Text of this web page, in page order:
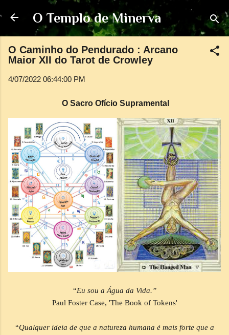
Pular para o conteúdo principal
O Templo de Minerva
O Caminho do Pendurado : Arcano
Maior XII do Tarot de Crowley
4/07/2022 06:44:00 PM
O Sacro Ofício Supramental
“Eu sou a Água da Vida.”
Paul Foster Case, 'The Book of Tokens'
“Qualquer ideia de que a natureza humana é mais forte que a